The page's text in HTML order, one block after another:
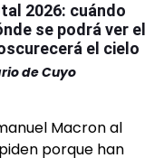
2026: cuándo
se podrá ver el
el cielo
de Cuyo
Macron al
porque han